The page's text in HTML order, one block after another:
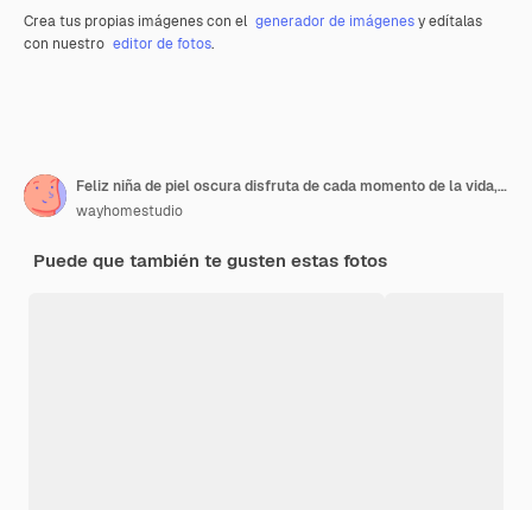
Crea tus propias imágenes con el generador de imágenesy edítalas
con nuestro editor de fotos.
Feliz niña de piel oscura disfruta de cada momento de la vida, baila y se mueve, levanta los brazos y aprieta los puños, cierra los ojos, tiene buen humor, usa denim sarafan y cuello alto, aislado en la pared rosa
wayhomestudio
Puede que también te gusten estas fotos